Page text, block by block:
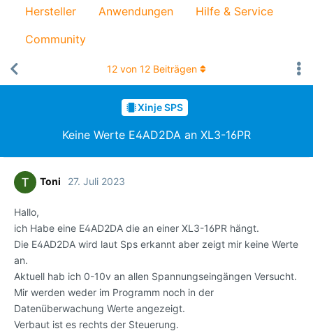
Hersteller
Anwendungen
Hilfe & Service
Community
Xinje SPS
Keine Werte E4AD2DA an XL3-16PR
12 von 12 Beiträgen
Toni 27. Juli 2023
Hallo,
ich Habe eine E4AD2DA die an einer XL3-16PR hängt.
Die E4AD2DA wird laut Sps erkannt aber zeigt mir keine Werte
an.
Aktuell hab ich 0-10v an allen Spannungseingängen Versucht.
Mir werden weder im Programm noch in der
Datenüberwachung Werte angezeigt.
Verbaut ist es rechts der Steuerung.